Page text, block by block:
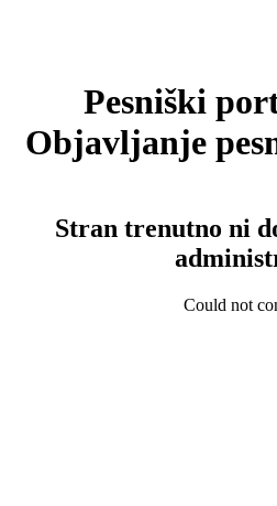
Pesniški
Objavljanje
Stran trenutno ni
Could not